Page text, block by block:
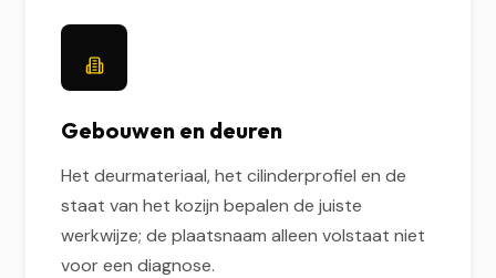
Gebouwen en deuren
Het deurmateriaal, het cilinderprofiel en de
staat van het kozijn bepalen de juiste
werkwijze; de plaatsnaam alleen volstaat niet
voor een diagnose.